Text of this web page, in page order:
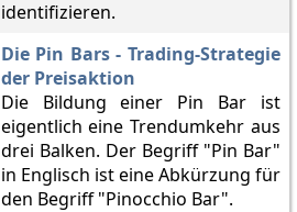
identifizieren.
Die Pin Bars - Trading-Strategie
der Preisaktion
Die Bildung einer Pin Bar ist
eigentlich eine Trendumkehr aus
drei Balken. Der Begriff "Pin Bar"
in Englisch ist eine Abkürzung für
den Begriff "Pinocchio Bar".